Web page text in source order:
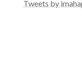
Tweets by